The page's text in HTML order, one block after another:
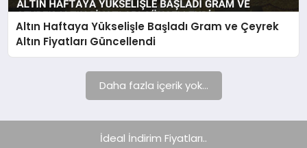
Altın Haftaya Yükselişle Başladı Gram ve Çeyrek
Altın Fiyatları Güncellendi
Daha fazla içerik yok...
İdeal İndirim Fiyatları..